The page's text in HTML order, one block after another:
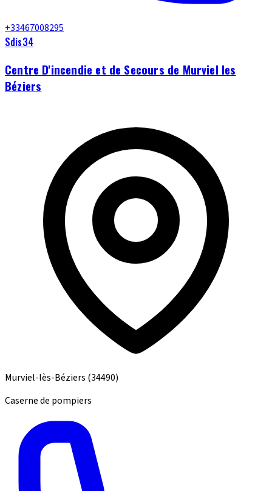
+33467008295
Sdis34
Centre D'incendie et de Secours de Murviel les
Béziers
Murviel-lès-Béziers (34490)
Caserne de pompiers